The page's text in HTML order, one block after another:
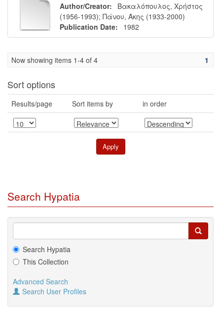
Author/Creator:
Βακαλόπουλος, Χρήστος
(1956-1993); Πάνου, Άκης (1933-2000)
Publication Date:
1982
Now showing items 1-4 of 4 1
Sort options
Results/page Sort items by in order
Search Hypatia
Search Hypatia
This Collection
Advanced Search
Search User Profiles